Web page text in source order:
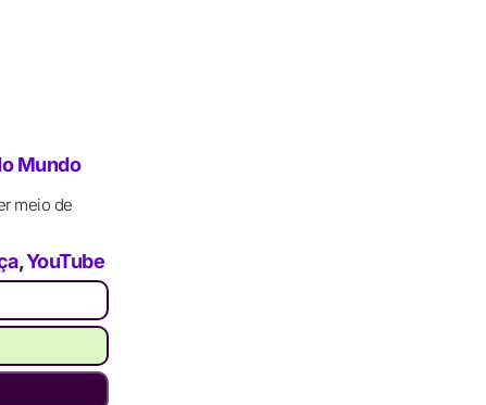
Mundo
meio de
,YouTube